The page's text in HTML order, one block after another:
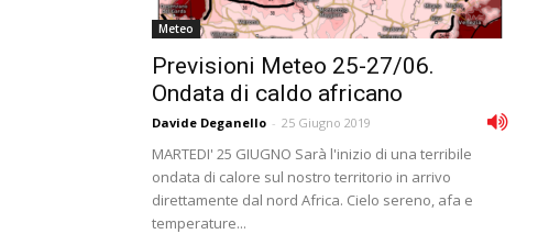
Meteo
Previsioni Meteo 25-27/06.
Ondata di caldo africano
Davide Deganello - 25 Giugno 2019
MARTEDI' 25 GIUGNO Sarà l'inizio di una terribile
ondata di calore sul nostro territorio in arrivo
direttamente dal nord Africa. Cielo sereno, afa e
temperature...